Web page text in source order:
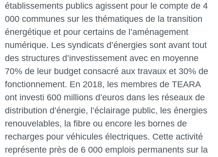
établissements publics agissent pour le compte de 4
000 communes sur les thématiques de la transition
énergétique et pour certains de l’aménagement
numérique. Les syndicats d’énergies sont avant tout
des structures d’investissement avec en moyenne
70% de leur budget consacré aux travaux et 30% de
fonctionnement. En 2018, les membres de TEARA
ont investi 600 millions d’euros dans les réseaux de
distribution d’énergie, l’éclairage public, les énergies
renouvelables, la fibre ou encore les bornes de
recharges pour véhicules électriques. Cette activité
représente près de 6 000 emplois permanents sur la